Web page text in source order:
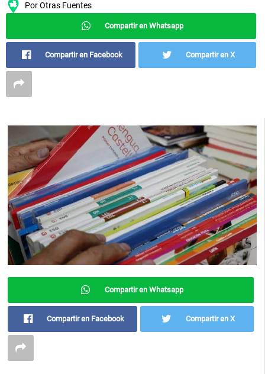
PorOtras Fuentes
Compartir en Whatsapp
Compartir en Facebook Compartir en X
Compartir en Whatsapp
Compartir en Facebook Compartir en X